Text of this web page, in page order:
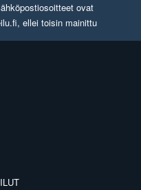
ovat
ellei toisin mainittu